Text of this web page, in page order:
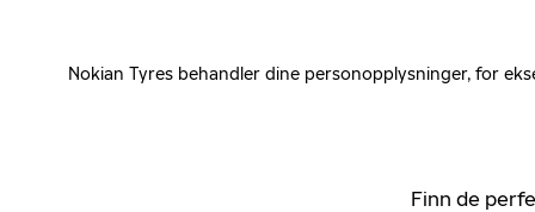
Nokian Tyres behandler dine personopplysninger, for
Finn de